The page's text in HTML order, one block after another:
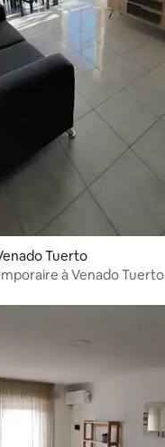
Tuerto
à Venado Tuerto